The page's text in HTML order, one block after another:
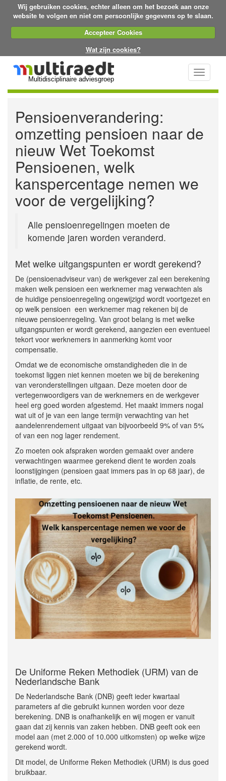
Wij gebruiken cookies, echter alleen om het bezoek aan onze
website te volgen en niet om persoonlijke gegevens op te slaan.
Accepteer Cookies
Wat zijn cookies?
Multidisciplinaire adviesgroep
Toggle
Pensioenverandering:
omzetting pensioen naar de
nieuw Wet Toekomst
Pensioenen, welk
kanspercentage nemen we
voor de vergelijking?
Alle pensioenregelingen moeten de
komende jaren worden veranderd.
Met welke uitgangspunten er wordt gerekend?
De (pensioenadviseur van) de werkgever zal een berekening
maken welk pensioen een werknemer mag verwachten als
de huidige pensioenregeling ongewijzigd wordt voortgezet en
op welk pensioen een werknemer mag rekenen bij de
nieuwe pensioenregeling. Van groot belang is met welke
uitgangspunten er wordt gerekend, aangezien een eventueel
tekort voor werknemers in aanmerking komt voor
compensatie.
Omdat we de economische omstandigheden die in de
toekomst liggen niet kennen moeten we bij de berekening
van veronderstellingen uitgaan. Deze moeten door de
vertegenwoordigers van de werknemers en de werkgever
heel erg goed worden afgestemd. Het maakt immers nogal
wat uit of je van een lange termijn verwachting van het
aandelenrendement uitgaat van bijvoorbeeld 9% of van 5%
of van een nog lager rendement.
Zo moeten ook afspraken worden gemaakt over andere
verwachtingen waarmee gerekend dient te worden zoals
loonstijgingen (pensioen gaat immers pas in op 68 jaar), de
inflatie, de rente, etc.
De Uniforme Reken Methodiek (URM) van de
Nederlandsche Bank
De Nederlandsche Bank (DNB) geeft ieder kwartaal
parameters af die gebruikt kunnen worden voor deze
berekening. DNB is onafhankelijk en wij mogen er vanuit
gaan dat zij kennis van zaken hebben. DNB geeft ook een
model aan (met 2.000 of 10.000 uitkomsten) op welke wijze
gerekend wordt.
Dit model, de Uniforme Reken Methodiek (URM) is dus goed
bruikbaar.